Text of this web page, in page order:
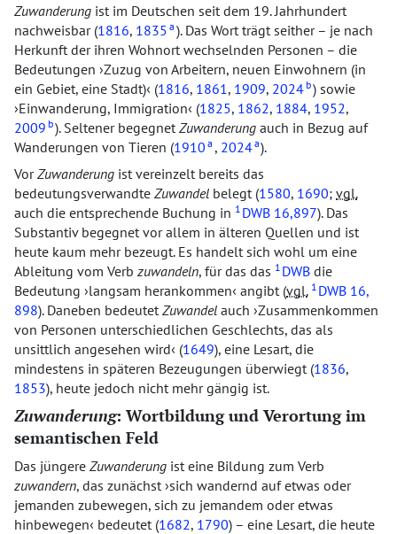
Zuwanderung ist im Deutschen seit dem 19. Jahrhundert
nachweisbar (1816, 1835 a ). Das Wort trägt seither – je nach
Herkunft der ihren Wohnort wechselnden Personen – die
Bedeutungen Zuzug von Arbeitern, neuen Einwohnern (in
ein Gebiet, eine Stadt) (1816, 1861, 1909, 2024 b) sowie
Einwanderung, Immigration (1825, 1862, 1884, 1952,
2009 b). Seltener begegnetZuwanderungauch in Bezug auf
Wanderungen von Tieren (1910 a , 2024a).
VorZuwanderung ist vereinzelt bereits das
bedeutungsverwandte Zuwandel belegt (1580, 1690; vgl.
auch die entsprechende Buchung in 1 DWB 16,897). Das
Substantiv begegnet vor allem in älteren Quellen und ist
heute kaum mehr bezeugt. Es handelt sich wohl um eine
Ableitung vom Verb zuwandeln, für das das 1 DWB die
Bedeutung langsam herankommen angibt (vgl. 1 DWB 16,
898). Daneben bedeutetZuwandel auch Zusammenkommen
von Personen unterschiedlichen Geschlechts, das als
unsittlich angesehen wird (1649), eine Lesart, die
mindestens in späteren Bezeugungen überwiegt (1836,
1853), heute jedoch nicht mehr gängig ist.
Zuwanderung: Wortbildung und Verortung im
semantischen Feld
Das jüngere Zuwanderung ist eine Bildung zum Verb
zuwandern, das zunächst sich wandernd auf etwas oder
jemanden zubewegen, sich zu jemandem oder etwas
hinbewegen bedeutet (1682, 1790) – eine Lesart, die heute